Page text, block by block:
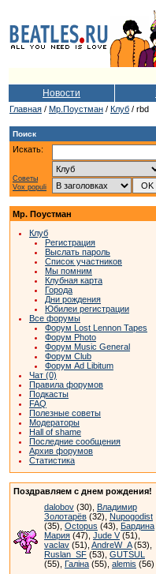
Новости
Главная / Мр.Поустман / Клуб / rbd
Поиск
Искать:
Советы
Vox populi
Мр. Поустман
Клуб
Регистрация
Выслать пароль
Список участников
Мы помним
Клубная карта
Города
Дни рождения
Юбилеи регистрации
Все форумы
Форум Lost Lennon Tapes
Форум Photo
Форум Music General
Форум Club
Форум Ad Libitum
Чат (0)
Правила форумов
Подкасты
FAQ
Полезные советы
Модераторы
Hall of shame
Последние сообщения
Архив форумов
Статистика
Поздравляем с днем рождения!
dalobov (30), Владимир
Золотарёв (32), Nupogodist
(35), Octopus (43), Бардина
Мария (47), Jude V(51),
vaclav (51), AndreW_A(53),
Ruslan_SF (53), GUTSUL
(55), Галіна (55), alemis (56)